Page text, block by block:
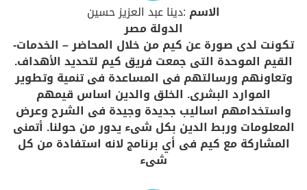
الاسم :دينا عبد العزيز حسين
الدولة مصر
تكونت لدى صورة عن كيم من خلال المحاضر – الخدمات-
القيم الموحدة التى جمعت فريق كيم لتحديد الأهداف.
وتعاونهم ورسالتهم فى المساعدة فى تنمية وتطوير
الموارد البشرى. الخلق والدين اساس قيمهم
واستخدامهم اساليب جديدة وجيدة فى الشرح وعرض
المعلومات وربط الدين بكل شىء يدور من حولنا. أتمنى
المشاركة مع كيم فى أي برنامج لانه استفادة من كل
شىء